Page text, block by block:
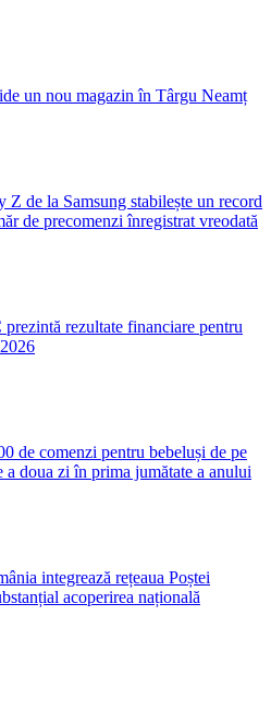
un nou magazin în Târgu Neamț
Z de la Samsung stabilește un record
de precomenzi înregistrat vreodată
rezultate financiare pentru
de comenzi pentru bebeluși de pe
doua zi în prima jumătate a anului
integrează rețeaua Poștei
acoperirea națională